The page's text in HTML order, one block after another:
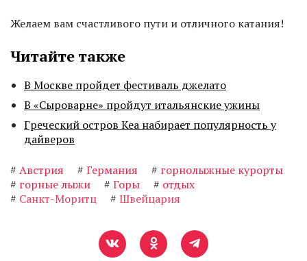
Желаем вам счастливого пути и отличного катания!
Читайте также
В Москве пройдет фестиваль джелато
В «Сыроварне» пройдут итальянские ужины
Греческий остров Кеа набирает популярность у
дайверов
# Австрия # Германия # горнолыжные курорты
# горные лыжи # Горы # отдых
# Санкт-Моритц # Швейцария